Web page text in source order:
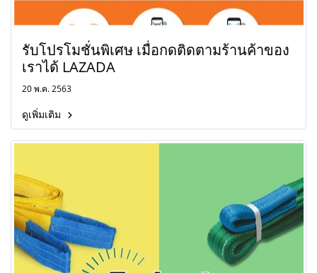
รับโปรโมชั่นพิเศษ เมื่อกดติดตามร้านค้าของ
เราได้ LAZADA
20 พ.ค. 2563
ดูเพิ่มเติม